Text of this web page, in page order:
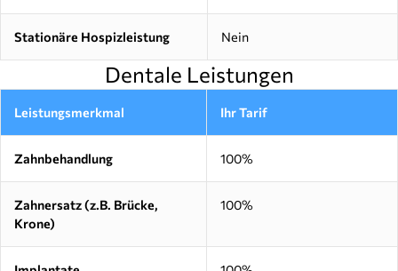
Stationäre Hospizleistung Nein
Dentale Leistungen
Leistungsmerkmal Ihr Tarif
Zahnbehandlung 100%
Zahnersatz (z.B. Brücke,
Krone)
100%